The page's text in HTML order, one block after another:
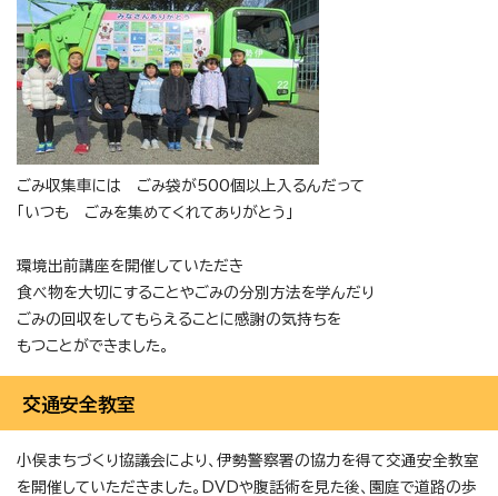
ごみ収集車には ごみ袋が500個以上入るんだって
「いつも ごみを集めてくれてありがとう」
環境出前講座を開催していただき
食べ物を大切にすることやごみの分別方法を学んだり
ごみの回収をしてもらえることに感謝の気持ちを
もつことができました。
交通安全教室
小俣まちづくり協議会により、伊勢警察署の協力を得て交通安全教室
を開催していただきました。DVDや腹話術を見た後、園庭で道路の歩